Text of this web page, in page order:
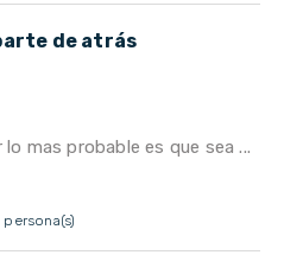
de atrás
mas probable es que sea ...
persona(s)